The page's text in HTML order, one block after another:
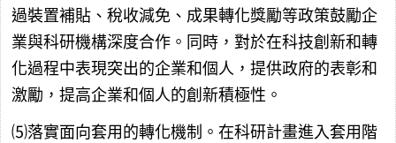
過裝置補貼、稅收減免、成果轉化獎勵等政策鼓勵企
業與科研機構深度合作。同時，對於在科技創新和轉
化過程中表現突出的企業和個人，提供政府的表彰和
激勵，提高企業和個人的創新積極性。
⑸落實面向套用的轉化機制。在科研計畫進入套用階